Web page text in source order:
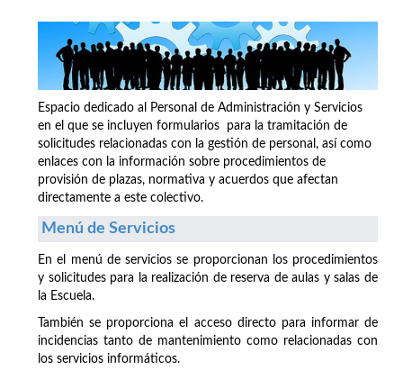
Espacio dedicado al Personal de Administración y Servicios
en el que se incluyen formularios para la tramitación de
solicitudes relacionadas con la gestión de personal, así como
enlaces con la información sobre procedimientos de
provisión de plazas, normativa y acuerdos que afectan
directamente a este colectivo.
Menú de Servicios
En el menú de servicios se proporcionan los procedimientos
y solicitudes para la realización de reserva de aulas y salas de
la Escuela.
También se proporciona el acceso directo para informar de
incidencias tanto de mantenimiento como relacionadas con
los servicios informáticos.